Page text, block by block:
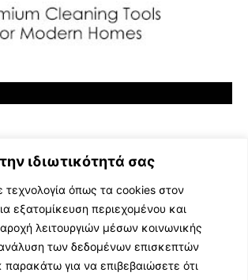
ιδιωτικότητά σας
τεχνολογία όπως τα cookies στον
εξατομίκευση περιεχομένου και
λειτουργιών μέσων κοινωνικής
των δεδομένων επισκεπτών
παρακάτω για να επιβεβαιώσετε ότι